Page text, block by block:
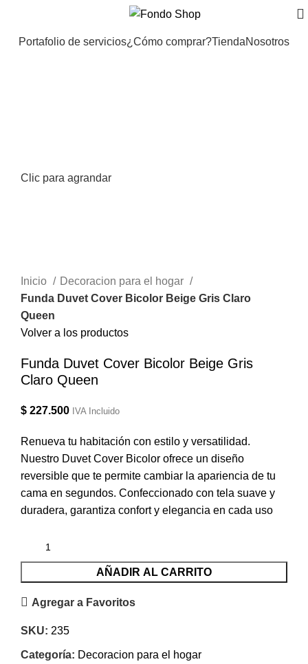
Portafolio de servicios¿Cómo comprar?TiendaNosotros
Clic para agrandar
Inicio
Decoracion para el hogar
Funda Duvet Cover Bicolor Beige Gris Claro
Queen
Volver a los productos
Funda Duvet Cover Bicolor Beige Gris
Claro Queen
$ 227.500 IVA Incluido
Renueva tu habitación con estilo y versatilidad.
Nuestro Duvet Cover Bicolor ofrece un diseño
reversible que te permite cambiar la apariencia de tu
cama en segundos. Confeccionado con tela suave y
duradera, garantiza confort y elegancia en cada uso
AÑADIR AL CARRITO
Agregar a Favoritos
SKU: 235
Categoría: Decoracion para el hogar